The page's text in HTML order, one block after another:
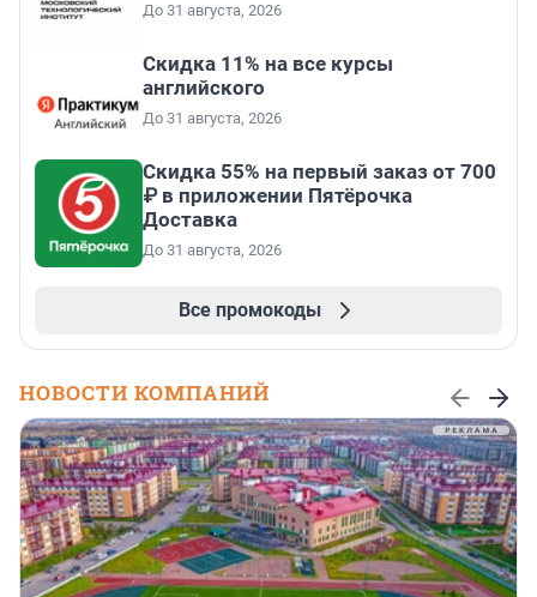
До 31 августа, 2026
Скидка 11% на все курсы
английского
До 31 августа, 2026
Скидка 55% на первый заказ от 700
₽ в приложении Пятёрочка
Доставка
До 31 августа, 2026
Все промокоды
НОВОСТИ КОМПАНИЙ